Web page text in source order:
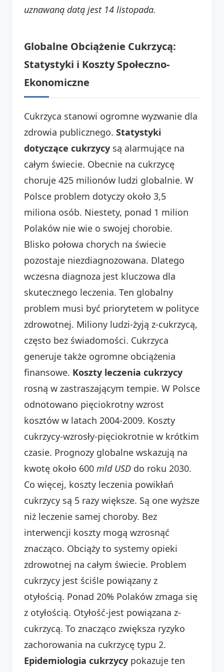
uznawaną datą jest 14 listopada.
Globalne Obciążenie Cukrzycą:
Statystyki i Koszty Społeczno-
Ekonomiczne
Cukrzyca stanowi ogromne wyzwanie dla
zdrowia publicznego. Statystyki
dotyczące cukrzycy są alarmujące na
całym świecie. Obecnie na cukrzycę
choruje 425 milionów ludzi globalnie. W
Polsce problem dotyczy około 3,5
miliona osób. Niestety, ponad 1 milion
Polaków nie wie o swojej chorobie.
Blisko połowa chorych na świecie
pozostaje niezdiagnozowana. Dlatego
wczesna diagnoza jest kluczowa dla
skutecznego leczenia. Ten globalny
problem musi być priorytetem w polityce
zdrowotnej. Miliony ludzi-żyją z-cukrzycą,
często bez świadomości. Cukrzyca
generuje także ogromne obciążenia
finansowe. Koszty leczenia cukrzycy
rosną w zastraszającym tempie. W Polsce
odnotowano pięciokrotny wzrost
kosztów w latach 2004-2009. Koszty
cukrzycy-wzrosły-pięciokrotnie w krótkim
czasie. Prognozy globalne wskazują na
kwotę około 600 mld USD do roku 2030.
Co więcej, koszty leczenia powikłań
cukrzycy są 5 razy większe. Są one wyższe
niż leczenie samej choroby. Bez
interwencji koszty mogą wzrosnąć
znacząco. Obciąży to systemy opieki
zdrowotnej na całym świecie. Problem
cukrzycy jest ściśle powiązany z
otyłością. Ponad 20% Polaków zmaga się
z otyłością. Otyłość-jest powiązana z-
cukrzycą. To znacząco zwiększa ryzyko
zachorowania na cukrzycę typu 2.
Epidemiologia cukrzycy pokazuje ten